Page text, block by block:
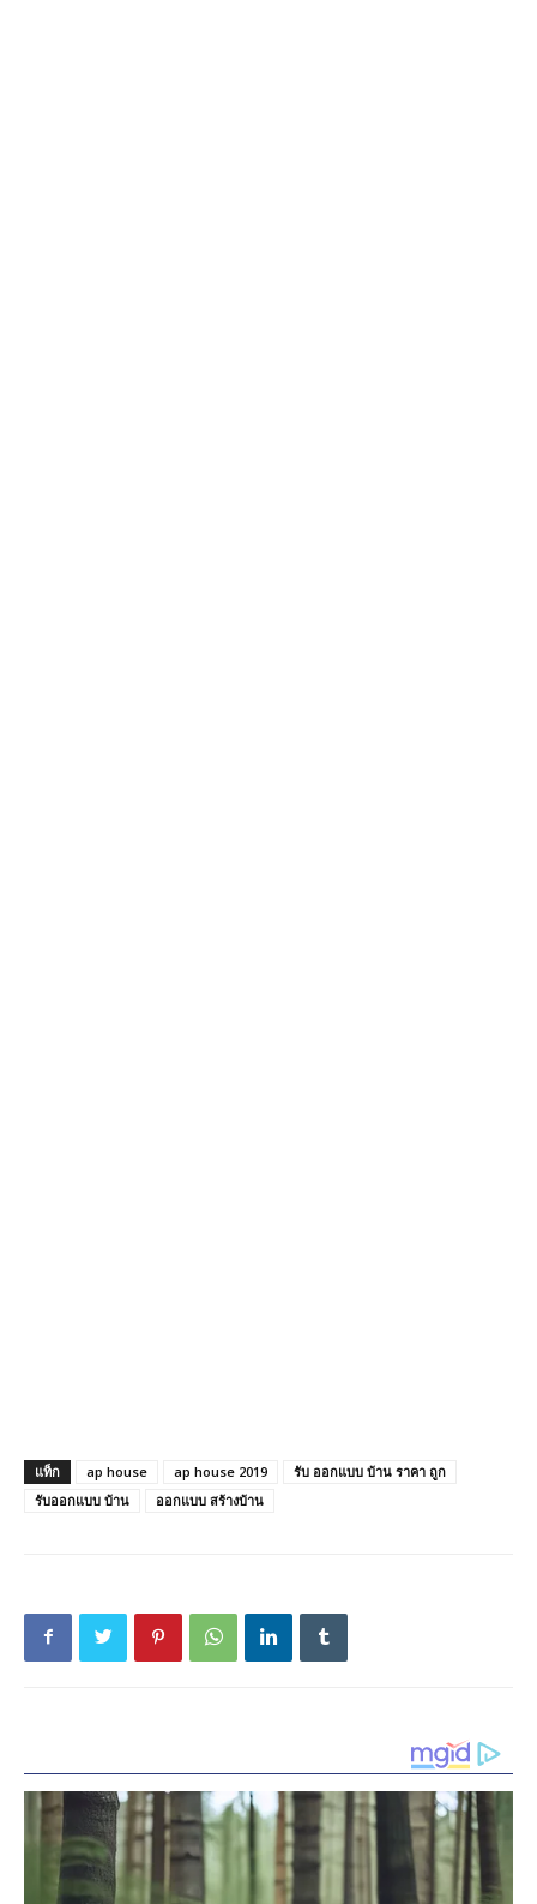
แท็ก ap house ap house 2019
รับ ออกแบบ บ้าน ราคา ถูก
รับออกแบบ บ้าน
ออกแบบ สร้างบ้าน